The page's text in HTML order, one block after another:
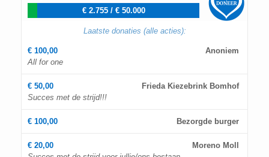
€ 2.755/ € 50.000
Laatste donaties (alle acties):
Anoniem
€ 100,00
All for one
Frieda Kiezebrink Bomhof
€ 50,00
Succes met de strijd!!!
Bezorgde burger
€ 100,00
Moreno Moll
€ 20,00